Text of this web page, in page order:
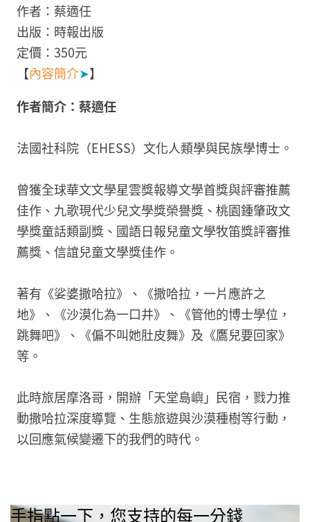
作者：蔡適任
出版：時報出版
定價：350元
【內容簡介➤】
作者簡介：蔡適任
法國社科院（EHESS）文化人類學與民族學博士。
曾獲全球華文文學星雲獎報導文學首獎與評審推薦
佳作、九歌現代少兒文學獎榮譽獎、桃園鍾肇政文
學獎童話類副獎、國語日報兒童文學牧笛獎評審推
薦獎、信誼兒童文學獎佳作。
著有《娑婆撒哈拉》、《撒哈拉，一片應許之
地》、《沙漠化為一口井》、《管他的博士學位，
跳舞吧》、《偏不叫她肚皮舞》及《鷹兒要回家》
等。
此時旅居摩洛哥，開辦「天堂島嶼」民宿，戮力推
動撒哈拉深度導覽、生態旅遊與沙漠種樹等行動，
以回應氣候變遷下的我們的時代。
手指點一下，您支持的每一分錢